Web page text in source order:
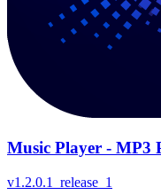
Music Player - MP3
v1.2.0.1_release_1